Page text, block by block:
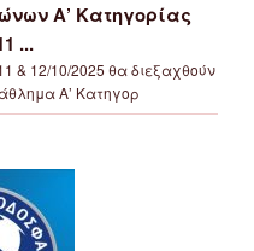
Α’ Κατηγορίας
...
& 12/10/2025 θα διεξαχθούν
Α’ Κατηγορ